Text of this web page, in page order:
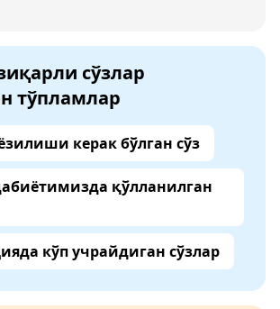
сўзлар
тўпламлар
керак бўлган сўз
қўлланилган
кўп учрайдиган сўзлар